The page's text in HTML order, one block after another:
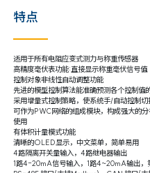
特点
适用于所有电阻应变式测力与称重传感器
高精度毫伏表功能:直接显示称重毫伏信号值
控制对象非线性自动调整功能
先进的模型控制算法能准确预测各个控制值
采用增量式控制策略，使系统手/自动控制
可作为PWC网络的组成模块，构成强大的
使用
有体积计量模式功能
清晰的OLED显示，中文菜单，简单易用
4路隔离开关量输入，4路继电器输出
1路4-20mA信号输入，1路4~20mA输出